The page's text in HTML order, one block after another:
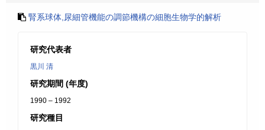
腎系球体,尿細管機能の調節機構の細胞生物学的解析
研究代表者
黒川 清
研究期間 (年度)
1990 – 1992
研究種目